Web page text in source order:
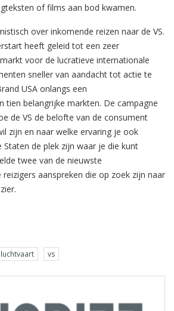
of films aan bod kwamen.
over inkomende reizen naar de VS.
heeft geleid tot een zeer
voor de lucratieve internationale
sneller van aandacht tot actie te
USA onlangs een
tien belangrijke markten. De campagne
de VS de belofte van de consument
zijn en naar welke ervaring je ook
Staten de plek zijn waar je die kunt
twee van de nieuwste
aanspreken die op zoek zijn naar
luchtvaart vs